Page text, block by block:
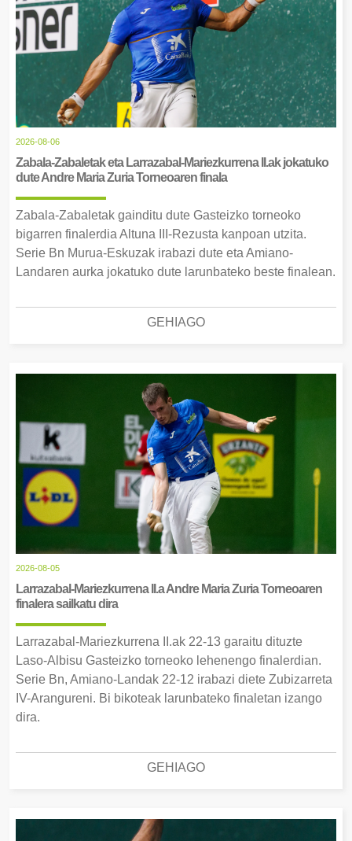
2026-08-06
Zabala-Zabaletak eta Larrazabal-Mariezkurrena II.ak jokatuko
dute Andre Maria Zuria Torneoaren finala
Zabala-Zabaletak gainditu dute Gasteizko torneoko
bigarren finalerdia Altuna III-Rezusta kanpoan utzita.
Serie Bn Murua-Eskuzak irabazi dute eta Amiano-
Landaren aurka jokatuko dute larunbateko beste finalean.
GEHIAGO
2026-08-05
Larrazabal-Mariezkurrena II.a Andre Maria Zuria Torneoaren
finalera sailkatu dira
Larrazabal-Mariezkurrena II.ak 22-13 garaitu dituzte
Laso-Albisu Gasteizko torneoko lehenengo finalerdian.
Serie Bn, Amiano-Landak 22-12 irabazi diete Zubizarreta
IV-Arangureni. Bi bikoteak larunbateko finaletan izango
dira.
GEHIAGO